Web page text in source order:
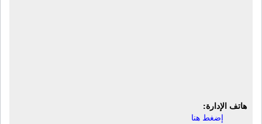
هاتف الإدارة:
إضغط هنا